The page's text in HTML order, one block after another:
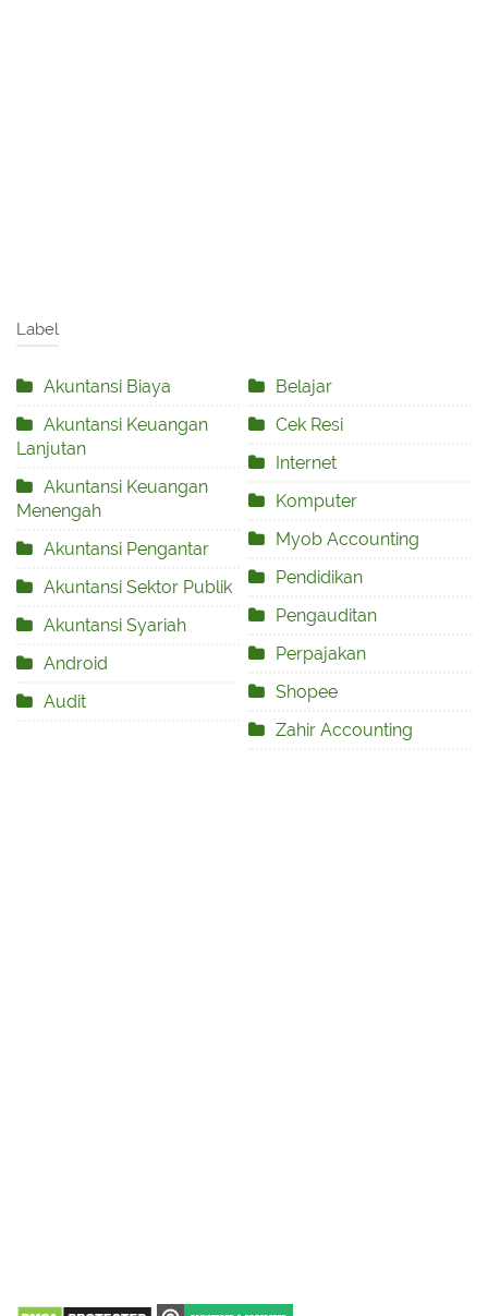
Label
Akuntansi Biaya
Akuntansi Keuangan
Lanjutan
Akuntansi Keuangan
Menengah
Akuntansi Pengantar
Akuntansi Sektor Publik
Akuntansi Syariah
Android
Audit
Belajar
Cek Resi
Internet
Komputer
Myob Accounting
Pendidikan
Pengauditan
Perpajakan
Shopee
Zahir Accounting